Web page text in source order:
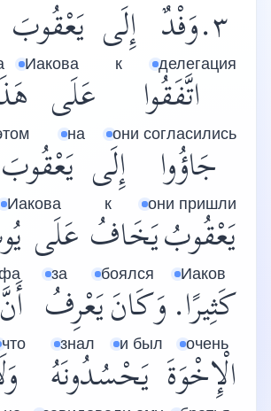
٣.وَفْدٌ
делегация
إِلَى
к
يَعْقُوبَ
Иакова
اتَّفَقُوا
они согласились
عَلَى
на
جَاؤُوا
они пришли
إِلَى
к
Иакова
يَعْقُوبُ
Иаков
يَخَافُ
боялся
عَلَى
за
كَثِيرًا.
очень
وَكَانَ
и был
يَعْرِفُ
знал
أَنَّ
что
الْإِخْوَةَ يَحْسُدُونَهُ